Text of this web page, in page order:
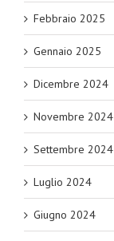
Febbraio 2025
Gennaio 2025
Dicembre 2024
Novembre 2024
Settembre 2024
Luglio 2024
Giugno 2024